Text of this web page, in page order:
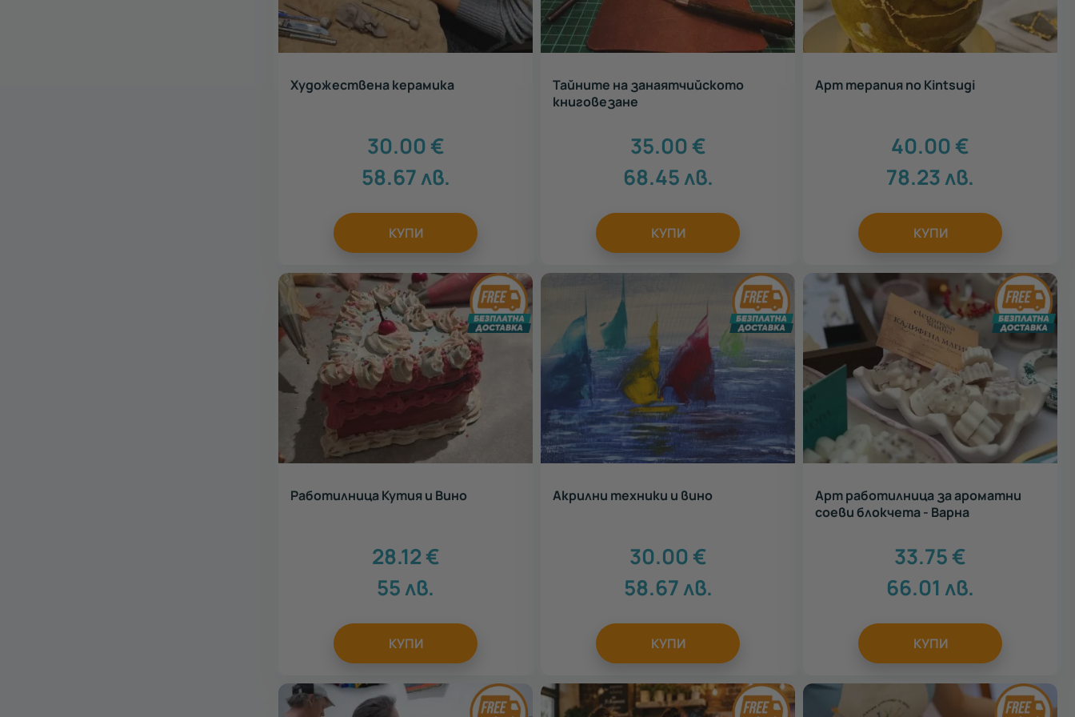
Художествена керамика
30.00€
58.67лв.
КУПИ
Тайните на занаятчийското
книговезане
35.00€
68.45лв.
КУПИ
Арт терапия по Kintsugi
40.00€
78.23лв.
КУПИ
Работилница Кутия и Вино
28.12€
55лв.
КУПИ
Акрилни техники и вино
30.00€
58.67лв.
КУПИ
Арт работилница за ароматни
соеви блокчета - Варна
33.75€
66.01лв.
КУПИ